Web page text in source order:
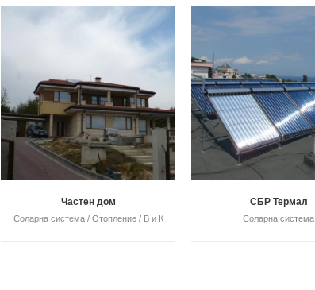
Частен дом
Соларна система / Отопление / В и К
СБР Термал
Соларна система